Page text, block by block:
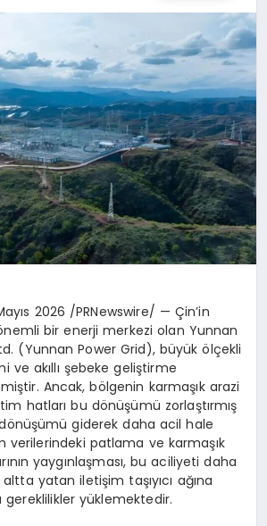
2026 /PRNewswire/ — Çin’in
bir enerji merkezi olan Yunnan
(Yunnan Power Grid), büyük ölçekli
ve akıllı şebeke geliştirme
Ancak, bölgenin karmaşık arazi
hatları bu dönüşümü zorlaştırmış
dönüşümü giderek daha acil hale
verilerindeki patlama ve karmaşık
yaygınlaşması, bu aciliyeti daha
yatan iletişim taşıyıcı ağına
gereklilikler yüklemektedir.